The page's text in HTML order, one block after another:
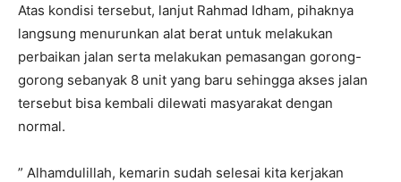
Atas kondisi tersebut, lanjut Rahmad Idham, pihaknya
langsung menurunkan alat berat untuk melakukan
perbaikan jalan serta melakukan pemasangan gorong-
gorong sebanyak 8 unit yang baru sehingga akses jalan
tersebut bisa kembali dilewati masyarakat dengan
normal.
” Alhamdulillah, kemarin sudah selesai kita kerjakan